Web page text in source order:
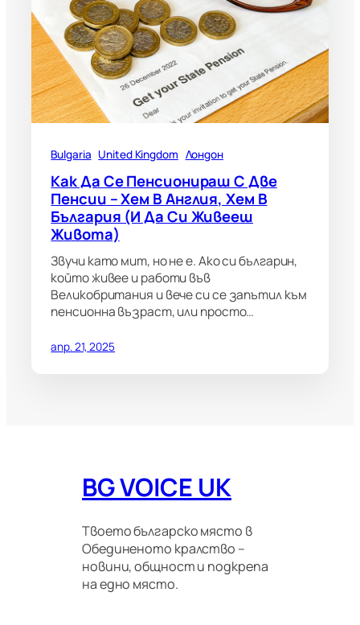
Bulgaria United Kingdom Лондон
Как Да Се Пенсионираш С Две
Пенсии – Хем В Англия, Хем В
България (и Да Си Живееш
Живота)
Звучи като мит, но не е. Ако си българин,
който живее и работи във
Великобритания и вече си се запътил към
пенсионна възраст, или просто…
апр. 21, 2025
BG VOICE UK
Твоето българско място в
Обединеното кралство –
новини, общност и подкрепа
на едно място.